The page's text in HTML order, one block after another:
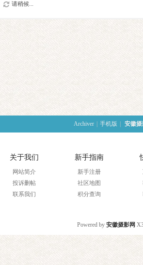
请稍候...
Archiver 手机版 安徽摄
关于我们
网站简介
投诉删帖
联系我们
新手指南
新手注册
社区地图
积分查询
Powered by 安徽摄影网